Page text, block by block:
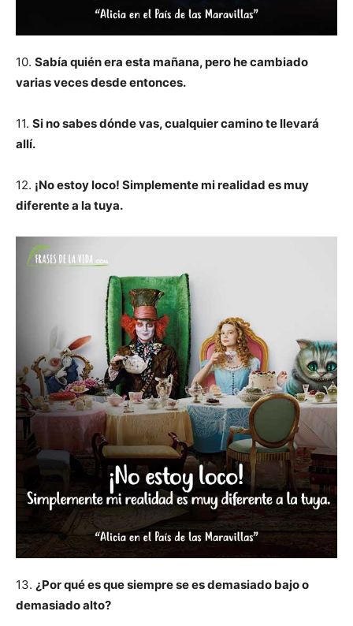
10. Sabía quién era esta mañana, pero he cambiado
varias veces desde entonces.
11. Si no sabes dónde vas, cualquier camino te llevará
allí.
12. ¡No estoy loco! Simplemente mi realidad es muy
diferente a la tuya.
13. ¿Por qué es que siempre se es demasiado bajo o
demasiado alto?